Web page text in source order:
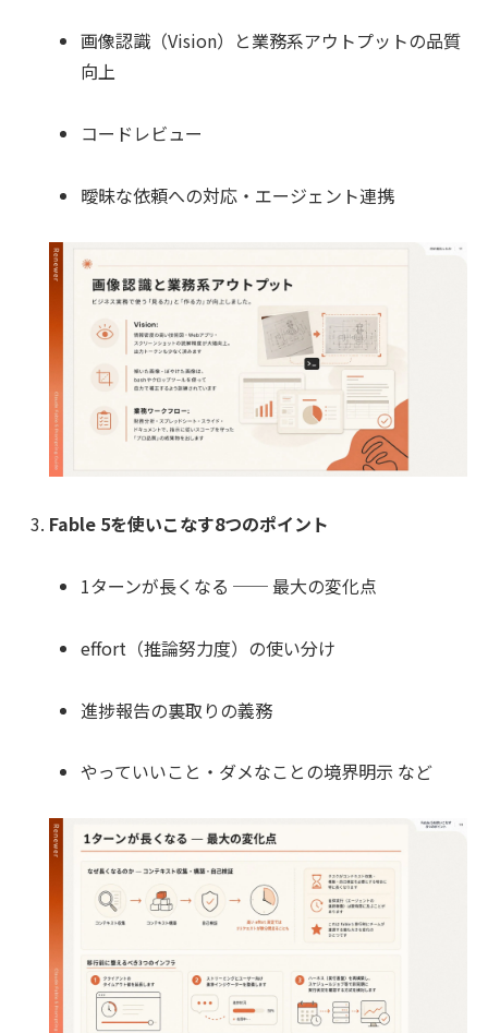
画像認識（Vision）と業務系アウトプットの品質
向上
コードレビュー
曖昧な依頼への対応・エージェント連携
Fable 5を使いこなす8つのポイント
1ターンが長くなる ── 最大の変化点
effort（推論努力度）の使い分け
進捗報告の裏取りの義務
やっていいこと・ダメなことの境界明示 など